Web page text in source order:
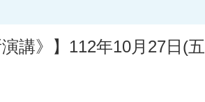
講》】112年10月27日(